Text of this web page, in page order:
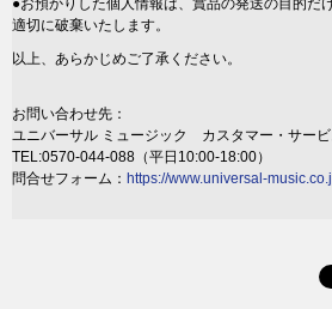
●お預かりした個人情報は、賞品の発送の目的だ
適切に破棄いたします。
以上、あらかじめご了承ください。
お問い合わせ先：
ユニバーサル ミュージック カスタマー・サービ
TEL:0570-044-088（平日10:00-18:00）
問合せフォーム： https://www.universal-